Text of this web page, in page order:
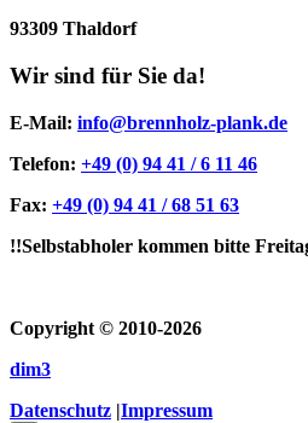
93309 Thaldorf
Wir sind für Sie da!
E-Mail: info@brennholz-plank.de
Telefon: +49 (0) 94 41 / 6 11 46
Fax: +49 (0) 94 41 / 68 51 63
!!Selbstabholer kommen bitte
Copyright © 2010-2026
dim3
Datenschutz |Impressum